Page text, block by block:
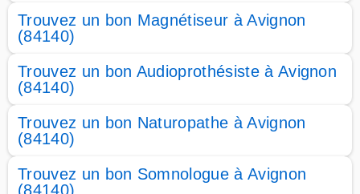
Trouvez un bon Magnétiseur à Avignon
(84140)
Trouvez un bon Audioprothésiste à Avignon
(84140)
Trouvez un bon Naturopathe à Avignon
(84140)
Trouvez un bon Somnologue à Avignon
(84140)